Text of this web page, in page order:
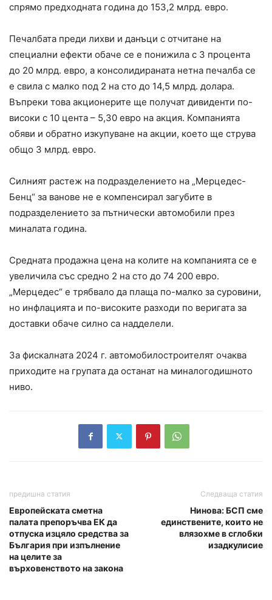
спрямо предходната година до 153,2 млрд. евро.
Печалбата преди лихви и данъци с отчитане на
специални ефекти обаче се е понижила с 3 процента
до 20 млрд. евро, а консолидираната нетна печалба се
е свила с малко под 2 на сто до 14,5 млрд. долара.
Въпреки това акционерите ще получат дивиденти по-
високи с 10 цента – 5,30 евро на акция. Компанията
обяви и обратно изкупуване на акции, което ще струва
общо 3 млрд. евро.
Силният растеж на подразделението на „Мерцедес-
Бенц“ за ванове не е компенсирал загубите в
подразделението за пътнически автомобили през
миналата година.
Средната продажна цена на колите на компанията се е
увеличила със средно 2 на сто до 74 200 евро.
„Мерцедес“ е трябвало да плаща по-малко за суровини,
но инфлацията и по-високите разходи по веригата за
доставки обаче силно са надделели.
За фискалната 2024 г. автомобилостроителят очаква
приходите на групата да останат на миналогодишното
ниво.
предишна статия
Европейската сметна
палата препоръчва ЕК да
отпуска изцяло средства за
България при изпълнение
на целите за
върховенството на закона
Следваща статия
Нинова: БСП сме
единствените, които не
влязохме в сглобки
изадкулисие